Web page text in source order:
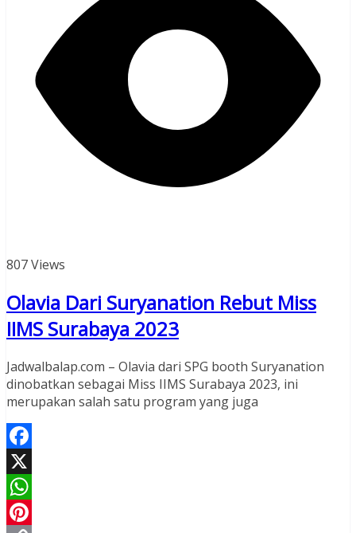
807 Views
Olavia Dari Suryanation Rebut Miss
IIMS Surabaya 2023
Jadwalbalap.com – Olavia dari SPG booth Suryanation
dinobatkan sebagai Miss IIMS Surabaya 2023, ini
merupakan salah satu program yang juga
Facebook
X
WhatsApp